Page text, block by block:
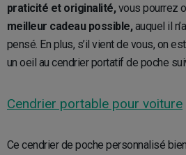
praticité et originalité,vous pourrez
meilleur cadeau possible,auquel il
pensé. En plus, s’il vient de vous, on
un oeil au cendrier portatif de poche
Cendrier portable pour voiture
Ce cendrier de poche personnalisé